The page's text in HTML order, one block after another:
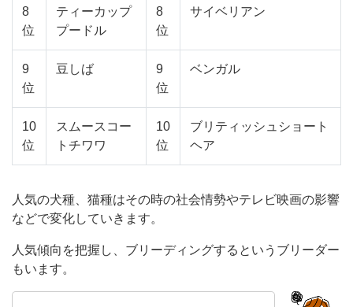
8
位
ティーカップ
プードル
8
位
サイベリアン
9
位
豆しば
9
位
ベンガル
10
位
スムースコー
トチワワ
10
位
ブリティッシュショート
ヘア
人気の犬種、猫種はその時の社会情勢やテレビ映画の影響
などで変化していきます。
人気傾向を把握し、ブリーディングするというブリーダー
もいます。